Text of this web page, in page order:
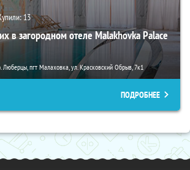
13
в загородном отеле Malakhovka Palace
Люберцы, пгт Малаховка, ул. Красковский Обрыв, 7к1
ПОДРОБНЕЕ